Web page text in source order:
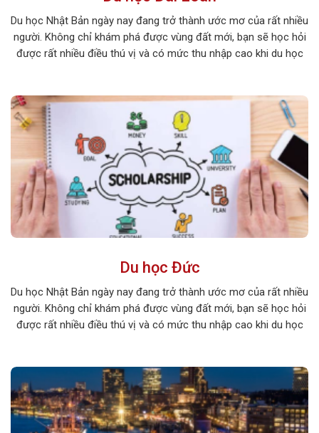
Du học Nhật Bản ngày nay đang trở thành ước mơ của rất nhiều
người. Không chỉ khám phá được vùng đất mới, bạn sẽ học hỏi
được rất nhiều điều thú vị và có mức thu nhập cao khi du học
Du học Đức
Du học Nhật Bản ngày nay đang trở thành ước mơ của rất nhiều
người. Không chỉ khám phá được vùng đất mới, bạn sẽ học hỏi
được rất nhiều điều thú vị và có mức thu nhập cao khi du học